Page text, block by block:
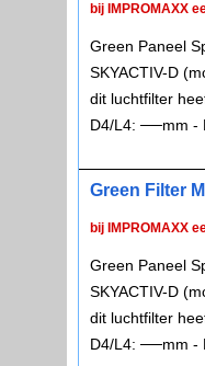
bij IMPROMAXX
Green Paneel
SKYACTIV-D
dit luchtfilter
D4/L4: ──mm -
Green Filter
bij IMPROMAXX
Green Paneel
SKYACTIV-D
dit luchtfilter
D4/L4: ──mm -